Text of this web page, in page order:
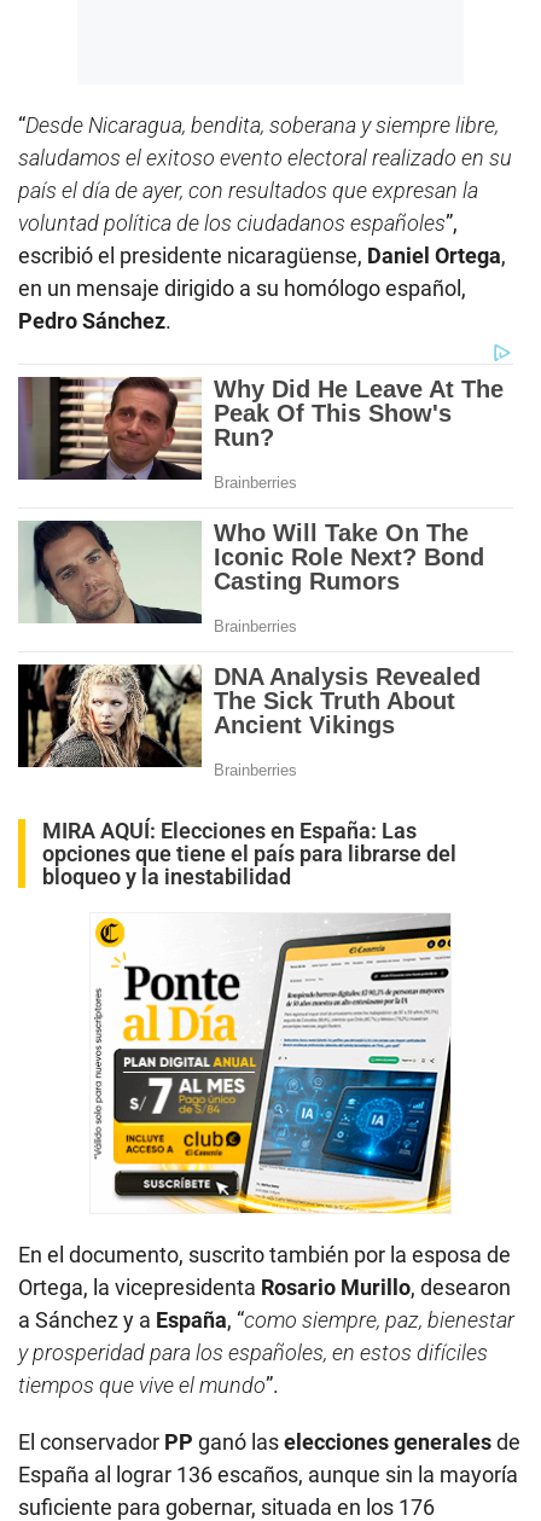
“Desde Nicaragua, bendita, soberana y siempre libre,
saludamos el exitoso evento electoral realizado en su
país el día de ayer, con resultados que expresan la
voluntad política de los ciudadanos españoles”,
escribió el presidente nicaragüense, Daniel Ortega,
en un mensaje dirigido a su homólogo español,
Pedro Sánchez.
MIRA AQUÍ: Elecciones en España: Las
opciones que tiene el país para librarse del
bloqueo y la inestabilidad
En el documento, suscrito también por la esposa de
Ortega, la vicepresidenta Rosario Murillo, desearon
a Sánchez y a España, “como siempre, paz, bienestar
y prosperidad para los españoles, en estos difíciles
tiempos que vive el mundo”.
El conservador PP ganó laselecciones generalesde
España al lograr 136 escaños, aunque sin la mayoría
suficiente para gobernar, situada en los 176